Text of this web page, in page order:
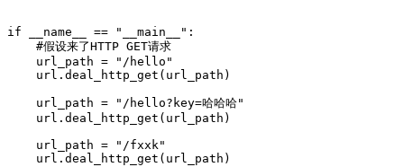
if __name__ == "__main__" :
url_path =
"/hello"
url . deal_http_get ( url_path )
url_path =
"/hello?key=哈哈哈"
url . deal_http_get ( url_path )
url_path =
"/fxxk"
url . deal_http_get ( url_path )